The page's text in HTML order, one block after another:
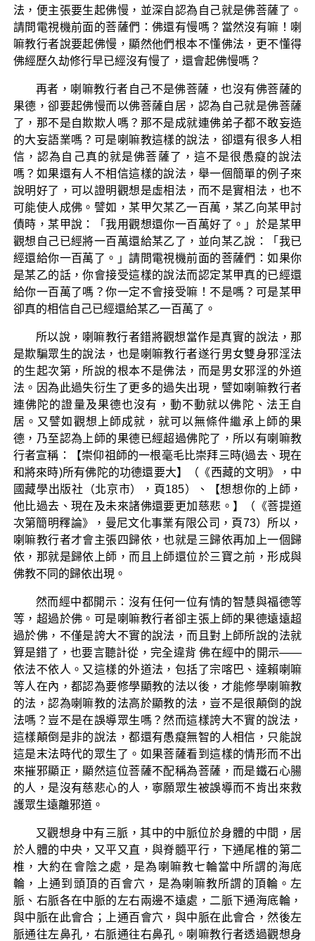
法，便主張要生起佛慢，並深自認為自己就是佛菩薩了。
請問電視機前面的菩薩們：佛還有慢嗎？當然沒有嘛！喇
嘛教行者說要起佛慢，顯然他們根本不懂佛法，更不懂得
佛經歷久劫修行早已經沒有慢了，還會起佛慢嗎？
再者，喇嘛教行者自己不是佛菩薩，也沒有佛菩薩的
果德，卻要起佛慢而以佛菩薩自居，認為自己就是佛菩薩
了，那不是自欺欺人嗎？那不是成就連佛弟子都不敢妄造
的大妄語業嗎？可是喇嘛教這樣的說法，卻還有很多人相
信，認為自己真的就是佛菩薩了，這不是很愚癡的說法
嗎？如果還有人不相信這樣的說法，舉一個簡單的例子來
說明好了，可以證明觀想是虛相法，而不是實相法，也不
可能使人成佛。譬如，某甲欠某乙一百萬，某乙向某甲討
債時，某甲說：「我用觀想還你一百萬好了。」於是某甲
觀想自己已經將一百萬還給某乙了，並向某乙說：「我已
經還給你一百萬了。」請問電視機前面的菩薩們：如果你
是某乙的話，你會接受這樣的說法而認定某甲真的已經還
給你一百萬了嗎？你一定不會接受嘛！不是嗎？可是某甲
卻真的相信自己已經還給某乙一百萬了。
所以說，喇嘛教行者錯將觀想當作是真實的說法，那
是欺騙眾生的說法，也是喇嘛教行者遂行男女雙身邪淫法
的生起次第，所說的根本不是佛法，而是男女邪淫的外道
法。因為此過失衍生了更多的過失出現，譬如喇嘛教行者
連佛陀的證量及果德也沒有，動不動就以佛陀、法王自
居。又譬如觀想上師成就，就可以無條件繼承上師的果
德，乃至認為上師的果德已經超過佛陀了，所以有喇嘛教
行者宣稱：【崇仰祖師的一根毫毛比崇拜三時(過去、現在
和將來時)所有佛陀的功德還要大】（《西藏的文明》，中
國藏學出版社（北京市），頁185）、【想想你的上師，
他比過去、現在及未來諸佛還要更加慈悲。】（《菩提道
次第簡明釋論》，曼尼文化事業有限公司，頁73）所以，
喇嘛教行者才會主張四歸依，也就是三歸依再加上一個歸
依，那就是歸依上師，而且上師還位於三寶之前，形成與
佛教不同的歸依出現。
然而經中都開示：沒有任何一位有情的智慧與福德等
等，超過於佛。可是喇嘛教行者卻主張上師的果德遠遠超
過於佛，不僅是誇大不實的說法，而且對上師所說的法就
算是錯了，也要言聽計從，完全違背 佛在經中的開示——
依法不依人。又這樣的外道法，包括了宗喀巴、達賴喇嘛
等人在內，都認為要修學顯教的法以後，才能修學喇嘛教
的法，認為喇嘛教的法高於顯教的法，豈不是很顛倒的說
法嗎？豈不是在誤導眾生嗎？然而這樣誇大不實的說法，
這樣顛倒是非的說法，都還有愚癡無智的人相信，只能說
這是末法時代的眾生了。如果菩薩看到這樣的情形而不出
來摧邪顯正，顯然這位菩薩不配稱為菩薩，而是鐵石心腸
的人，是沒有慈悲心的人，寧願眾生被誤導而不肯出來救
護眾生遠離邪道。
又觀想身中有三脈，其中的中脈位於身體的中間，居
於人體的中央，又平又直，與脊髓平行，下通尾椎的第二
椎，大約在會陰之處，是為喇嘛教七輪當中所謂的海底
輪，上通到頭頂的百會穴，是為喇嘛教所謂的頂輪。左
脈、右脈各在中脈的左右兩邊不遠處，二脈下通海底輪，
與中脈在此會合；上通百會穴，與中脈在此會合，然後左
脈通往左鼻孔，右脈通往右鼻孔。喇嘛教行者透過觀想身